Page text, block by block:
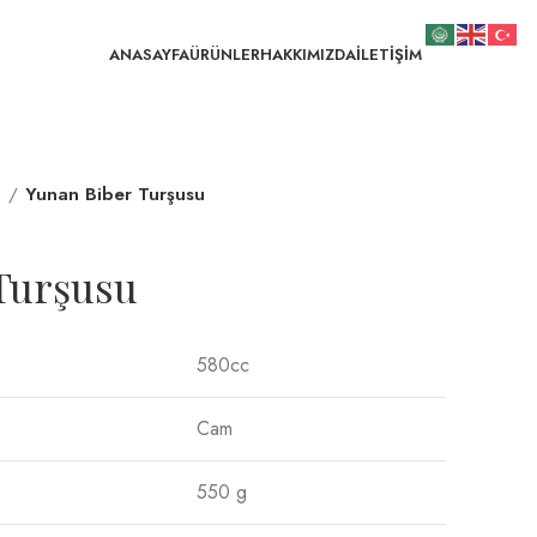
ANASAYFAÜRÜNLERHAKKIMIZDAİLETİŞİM
Yunan Biber Turşusu
580cc
Cam
550 g